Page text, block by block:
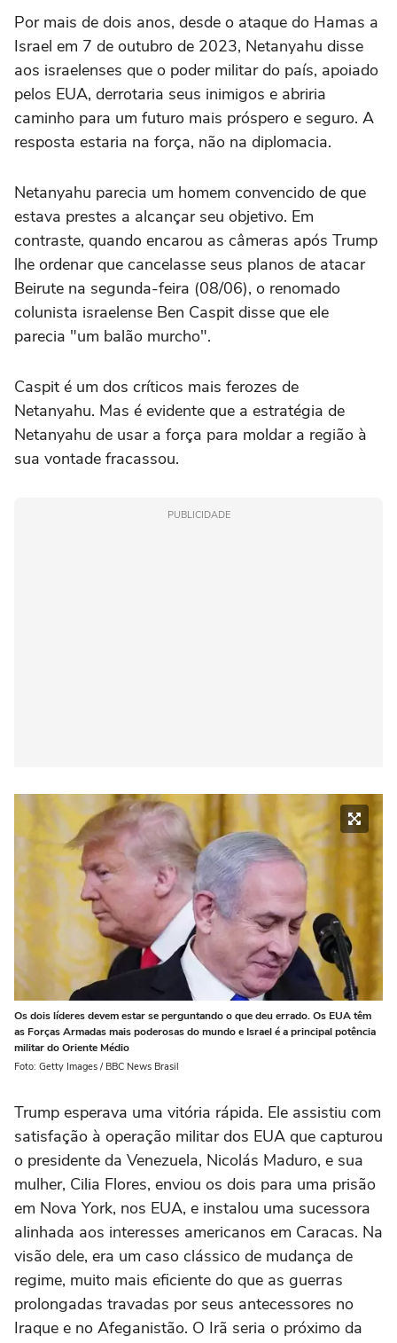
Por mais de dois anos, desde o ataque do Hamas a
Israel em 7 de outubro de 2023, Netanyahu disse
aos israelenses que o poder militar do país, apoiado
pelos EUA, derrotaria seus inimigos e abriria
caminho para um futuro mais próspero e seguro. A
resposta estaria na força, não na diplomacia.
Netanyahu parecia um homem convencido de que
estava prestes a alcançar seu objetivo. Em
contraste, quando encarou as câmeras após Trump
lhe ordenar que cancelasse seus planos de atacar
Beirute na segunda-feira (08/06), o renomado
colunista israelense Ben Caspit disse que ele
parecia "um balão murcho".
Caspit é um dos críticos mais ferozes de
Netanyahu. Mas é evidente que a estratégia de
Netanyahu de usar a força para moldar a região à
sua vontade fracassou.
PUBLICIDADE
Os dois líderes devem estar se perguntando o que deu errado. Os EUA têm
as Forças Armadas mais poderosas do mundo e Israel é a principal potência
militar do Oriente Médio
Foto: Getty Images / BBC News Brasil
Trump esperava uma vitória rápida. Ele assistiu com
satisfação à operação militar dos EUA que capturou
o presidente da Venezuela, Nicolás Maduro, e sua
mulher, Cilia Flores, enviou os dois para uma prisão
em Nova York, nos EUA, e instalou uma sucessora
alinhada aos interesses americanos em Caracas. Na
visão dele, era um caso clássico de mudança de
regime, muito mais eficiente do que as guerras
prolongadas travadas por seus antecessores no
Iraque e no Afeganistão. O Irã seria o próximo da